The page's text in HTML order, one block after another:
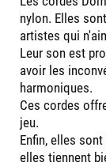
nylon. Elles
artistes qui
Leur son est
avoir les
harmoniques.
Ces cordes
jeu.
Enfin, elles
elles tiennent